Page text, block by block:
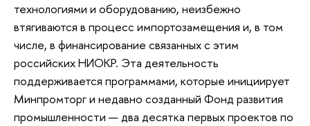
технологиями и оборудованию, неизбежно
втягиваются в процесс импортозамещения и, в том
числе, в финансирование связанных с этим
российских НИОКР. Эта деятельность
поддерживается программами, которые инициирует
Минпромторг и недавно созданный Фонд развития
промышленности — два десятка первых проектов по